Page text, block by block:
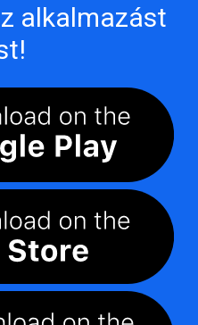
alkalmazást